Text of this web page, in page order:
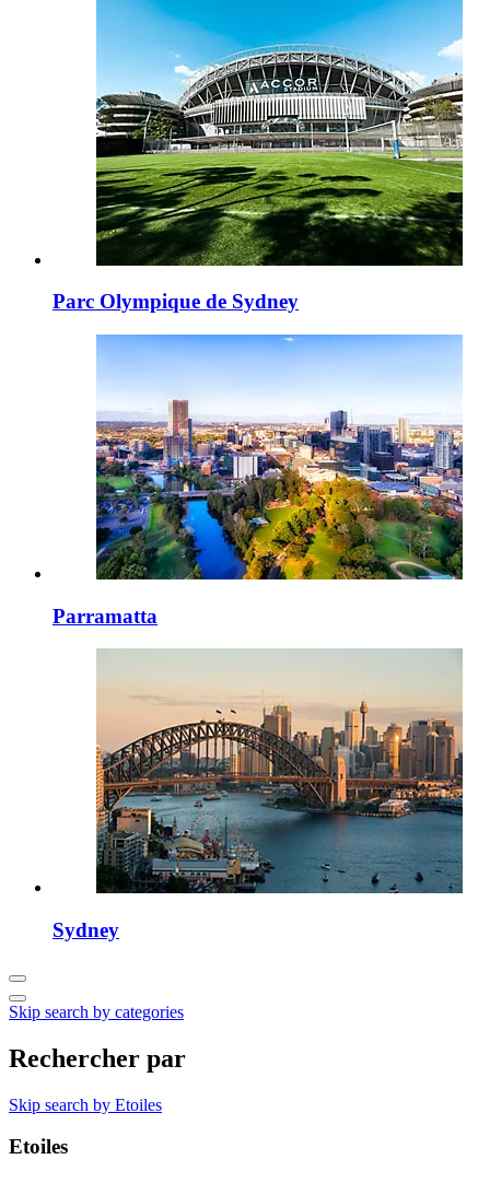
Parc Olympique de Sydney
Parramatta
Sydney
Skip search by categories
Rechercher par
Skip search by Etoiles
Etoiles